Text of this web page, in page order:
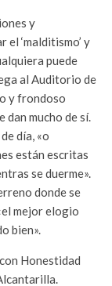
y
‘malditismo’ y
puede
al Auditorio de
y frondoso
dan mucho de sí.
día, «o
están escritas
se duerme».
donde se
mejor elogio
bien».
Honestidad